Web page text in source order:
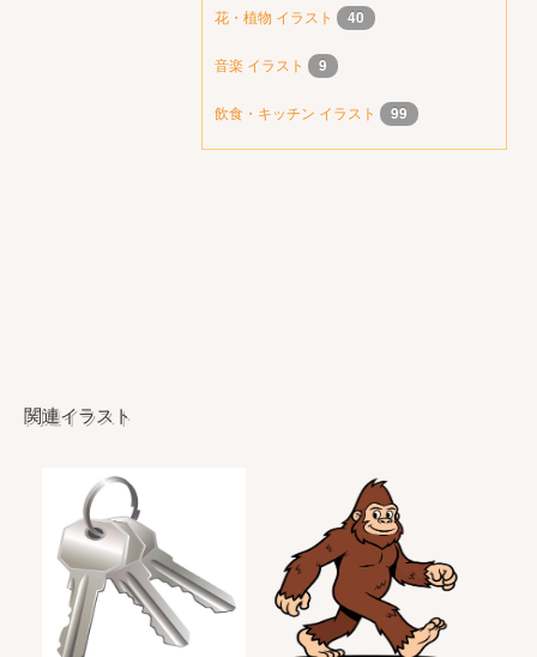
花・植物 イラスト 40
音楽 イラスト 9
飲食・キッチン イラスト 99
関連イラスト